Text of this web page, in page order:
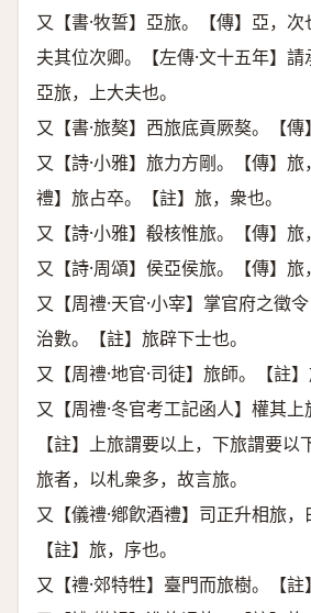
又【書·牧誓】亞旅。【傳】亞，
夫其位次卿。【左傳·文十五年】請
亞旅，上大夫也。
又【書·旅獒】西旅底貢厥獒。【傳
又【詩·小雅】旅力方剛。【傳】
禮】旅占卒。【註】旅，衆也。
又【詩·小雅】殽核惟旅。【傳】旅，
又【詩·周頌】侯亞侯旅。【傳】旅
又【周禮·天官·小宰】掌官府之徵
治數。【註】旅辟下士也。
又【周禮·地官·司徒】旅師。【註】
又【周禮·冬官考工記函人】權其上
【註】上旅謂要以上，下旅謂要
旅者，以札衆多，故言旅。
又【儀禮·鄕飮酒禮】司正升相旅，
【註】旅，序也。
又【禮·郊特牲】臺門而旅樹。【註